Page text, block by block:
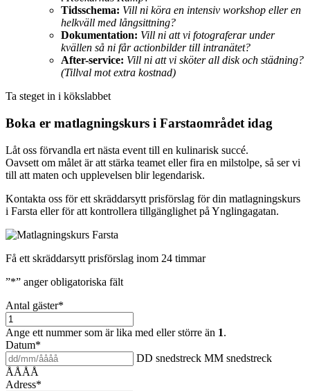
Tidsschema: Vill ni köra en intensiv workshop eller en
helkväll med långsittning?
Dokumentation: Vill ni att vi fotograferar under
kvällen så ni får actionbilder till intranätet?
After-service: Vill ni att vi sköter all disk och städning?
(Tillval mot extra kostnad)
Ta steget in i kökslabbet
Boka er matlagningskurs i Farstaområdet idag
Låt oss förvandla ert nästa event till en kulinarisk succé.
Oavsett om målet är att stärka teamet eller fira en milstolpe, så ser vi
till att maten och upplevelsen blir legendarisk.
Kontakta oss för ett skräddarsytt prisförslag för din matlagningskurs
i Farsta eller för att kontrollera tillgänglighet på Ynglingagatan.
Få ett skräddarsytt prisförslag inom 24 timmar
”*” anger obligatoriska fält
Antal gäster*
Ange ett nummer som är lika med eller större än 1.
Datum*
DD snedstreck MM snedstreck
ÅÅÅÅ
Adress*